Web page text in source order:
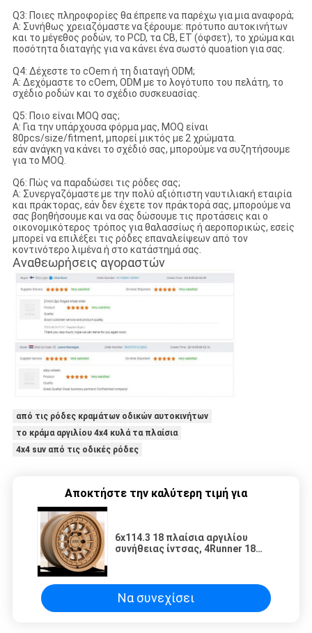
Q3: Ποιες πληροφορίες θα έπρεπε να παρέχω για μια αναφορά;
Α: Συνήθως χρειαζόμαστε να ξέρουμε: πρότυπο αυτοκινήτων
και το μέγεθος ροδών, το PCD, τα CB, ET (όφσετ), το χρώμα και
ποσότητα διαταγής για να κάνει ένα σωστό quoation για σας.
Q4: Δέχεστε το cOem ή τη διαταγή ODM;
Α: Δεχόμαστε το cOem, ODM με το λογότυπο του πελάτη, το
σχέδιο ροδών και το σχέδιο συσκευασίας.
Q5: Ποιο είναι MOQ σας;
Α: Για την υπάρχουσα φόρμα μας, MOQ είναι
80pcs/size/fitment, μπορεί μικτός με 2 χρώματα.
εάν ανάγκη να κάνει το σχέδιό σας, μπορούμε να συζητήσουμε
για το MOQ.
Q6: Πώς να παραδώσει τις ρόδες σας;
Α: Συνεργαζόμαστε με την πολύ αξιόπιστη ναυτιλιακή εταιρία
και πράκτορας, εάν δεν έχετε τον πράκτορά σας, μπορούμε να
σας βοηθήσουμε και να σας δώσουμε τις προτάσεις και ο
οικονομικότερος τρόπος για θαλασσίως ή αεροπορικώς, εσείς
μπορεί να επιλέξει τις ρόδες επαναλείψεων από τον
κοντινότερο λιμένα ή στο κατάστημά σας.
Αναθεωρήσεις αγοραστών
από τις ρόδες κραμάτων οδικών αυτοκινήτων
το κράμα αργιλίου 4x4 κυλά τα πλαίσια
4x4 suv από τις οδικές ρόδες
Αποκτήστε την καλύτερη τιμή για
6x114.3 18 πλαίσια αργιλίου
συνήθειας ίντσας, 4Runner 18
Να συνεχίσει